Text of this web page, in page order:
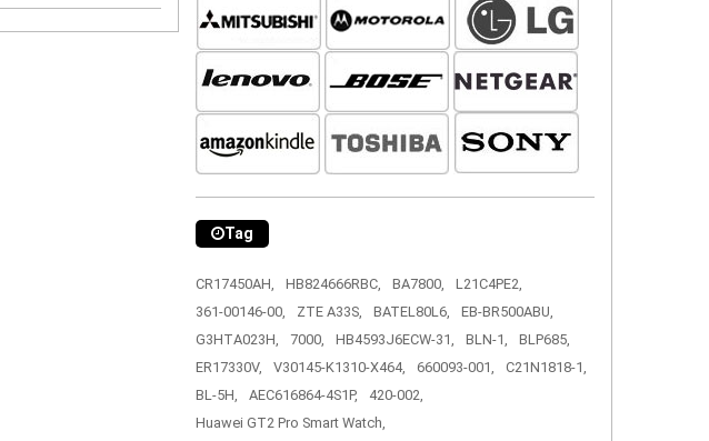
Tag
CR17450AH, HB824666RBC, BA7800,
L21C4PE2,
361-00146-00,
ZTE A33S, BATEL80L6,
EB-BR500ABU,
G3HTA023H,
7000, HB4593J6ECW-31, BLN-1,
BLP685,
ER17330V,
V30145-K1310-X464, 660093-001,
C21N1818-1,
BL-5H,
AEC616864-4S1P,
420-002,
Huawei GT2 Pro Smart Watch,